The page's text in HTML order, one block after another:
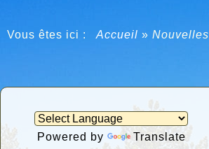
Vous êtes ici : Accueil » Nouvelles
Powered by Translate